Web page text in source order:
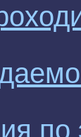
по